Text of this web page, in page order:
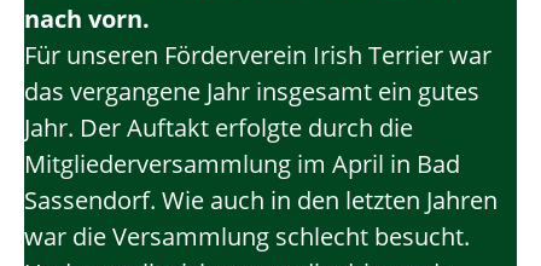
nach vorn.
Für unseren Förderverein Irish Terrier war
das vergangene Jahr insgesamt ein gutes
Jahr. Der Auftakt erfolgte durch die
Mitgliederversammlung im April in Bad
Sassendorf. Wie auch in den letzten Jahren
war die Versammlung schlecht besucht.